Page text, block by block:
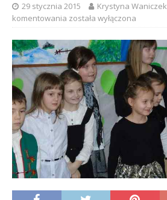
29 stycznia 2015 Krystyna Waniczek
komentowania została wyłączona